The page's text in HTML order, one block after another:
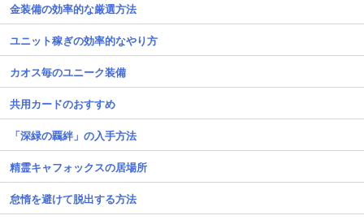
金装備の効率的な厳選方法
ユニット稼ぎの効率的なやり方
カオス毎のユニーク装備
共用カードのおすすめ
「深緑の覊絆」の入手方法
精霊キャフォックスの居場所
怠惰を避けて脱出する方法